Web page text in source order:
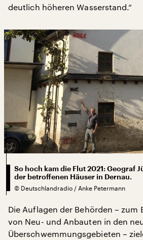
deutlich höheren Wasserstand.“
So hoch kam die Flut 2021: Geograf
der betroffenen Häuser in Dernau.
© Deutschlandradio / Anke Petermann
Die Auflagen der Behörden – zum
von Neu- und Anbauten in den
Überschwemmungsgebieten –